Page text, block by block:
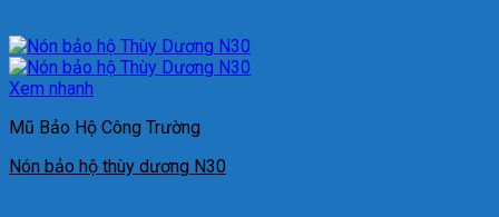
Xem nhanh
Mũ Bảo Hộ Công Trường
Nón bảo hộ thùy dương N30